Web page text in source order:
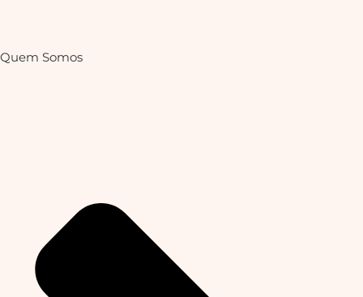
Quem Somos